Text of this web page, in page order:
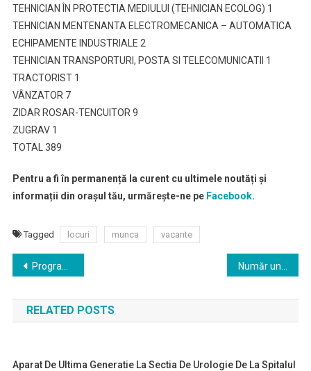
TEHNICIAN ÎN PROTECTIA MEDIULUI (TEHNICIAN ECOLOG) 1
TEHNICIAN MENTENANTA ELECTROMECANICA – AUTOMATICA
ECHIPAMENTE INDUSTRIALE 2
TEHNICIAN TRANSPORTURI, POSTA SI TELECOMUNICATII 1
TRACTORIST 1
VÂNZATOR 7
ZIDAR ROSAR-TENCUITOR 9
ZUGRAV 1
TOTAL 389
Pentru a fi în permanență la curent cu ultimele noutăți și
informații din orașul tău, urmărește-ne pe Facebook.
Tagged locuri munca vacante
Navigare
în
articole
Program special al serviciilor si institutiilor subordonate pana in 31 martie
RELATED POSTS
Aparat De Ultima Generatie La Sectia De Urologie De La Spitalul